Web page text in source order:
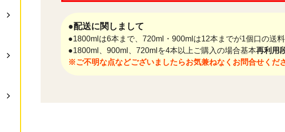
●配送に関しまして
●1800mlは6本まで、720ml・900mlは12本までが1個口の送
●1800ml、900ml、720mlを4本以上ご購入の場合基本再利用
※ご不明な点などございましたらお気兼ねなくお問合せくだ